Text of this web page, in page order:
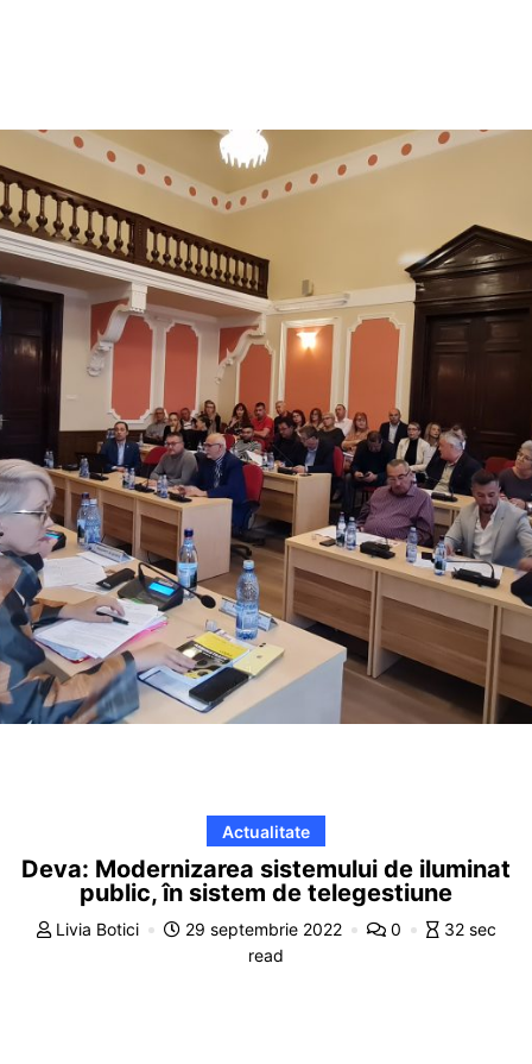
Actualitate
Deva: Modernizarea sistemului de iluminat
public, în sistem de telegestiune
Livia Botici 29 septembrie 2022 0
32 sec
read